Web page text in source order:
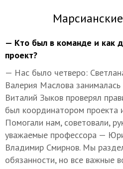
— Кто был в команде и как
проект?
— Нас было четверо:
Валерия Маслова
Виталий Зыков проверял
был координатором проекта
Помогали нам, советовали,
уважаемые профессора —
Владимир Смирнов. Мы
обязанности, но все важные